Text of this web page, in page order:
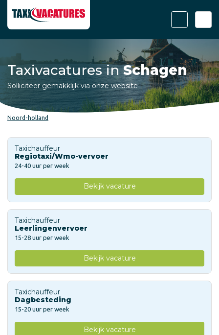
Taxivacatures inSchagen
Solliciteer gemakklijk via onze website
Noord-holland
Taxichauffeur
Regiotaxi/Wmo-vervoer
24-40 uur per week
Bekijk vacature
Taxichauffeur
Leerlingenvervoer
15-28 uur per week
Bekijk vacature
Taxichauffeur
Dagbesteding
15-20 uur per week
Bekijk vacature